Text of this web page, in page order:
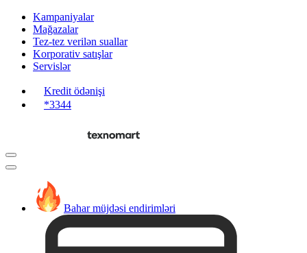
Kampaniyalar
Mağazalar
Tez-tez verilən suallar
Korporativ satışlar
Servislər
Kredit ödənişi
*3344
Bahar müjdəsi endirimləri